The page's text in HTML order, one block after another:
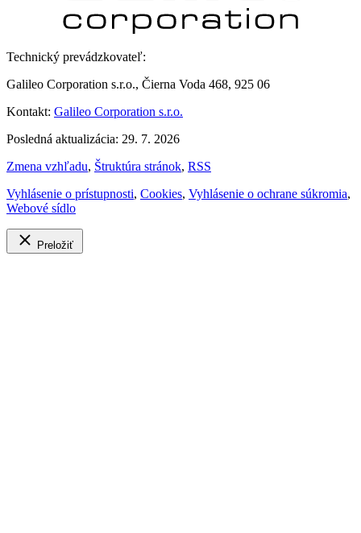
Technický prevádzkovateľ:
Galileo Corporation s.r.o., Čierna Voda 468, 925 06
Kontakt: Galileo Corporation s.r.o.
Posledná aktualizácia: 29. 7. 2026
Zmena vzhľadu, Štruktúra stránok, RSS
Vyhlásenie o prístupnosti, Cookies, Vyhlásenie o ochrane súkromia,
Webové sídlo
Preložiť